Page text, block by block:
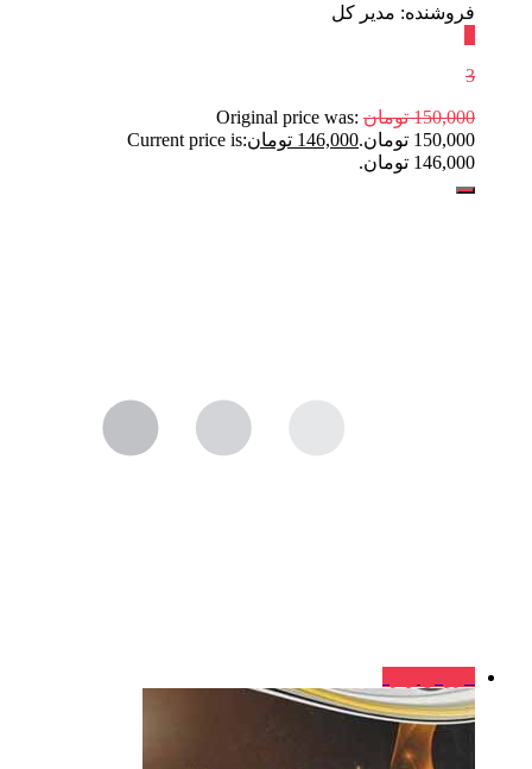
فروشنده: مدیر کل
3
150,000 تومان Original price was:
150,000 تومان.
146,000 تومانCurrent price is:
146,000 تومان.